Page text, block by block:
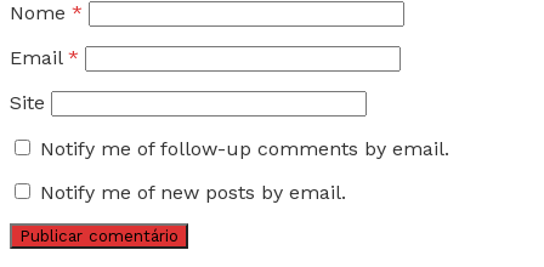
Nome *
Email *
Site
Notify me of follow-up comments by email.
Notify me of new posts by email.